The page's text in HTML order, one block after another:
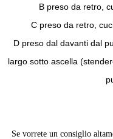
B preso da retro,
C preso da retro,
D preso dal davanti dal
largo sotto ascella
Se vorrete un consiglio